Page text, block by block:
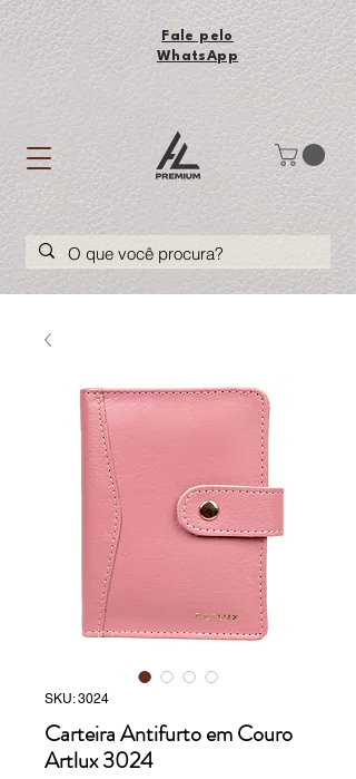
Fale pelo
WhatsApp
SKU: 3024
Carteira Antifurto em Couro
Artlux 3024